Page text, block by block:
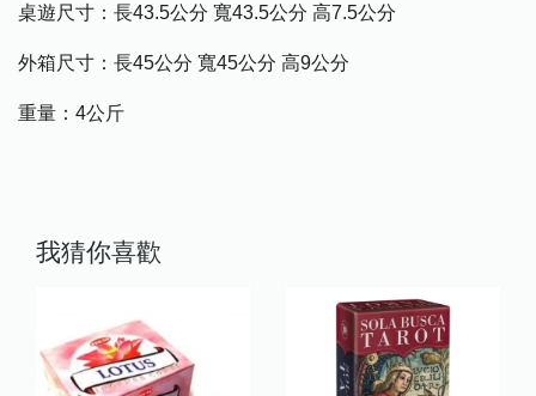
桌遊尺寸：長43.5公分 寬43.5公分 高7.5公分
外箱尺寸：長45公分 寬45公分 高9公分
重量：4公斤
我猜你喜歡